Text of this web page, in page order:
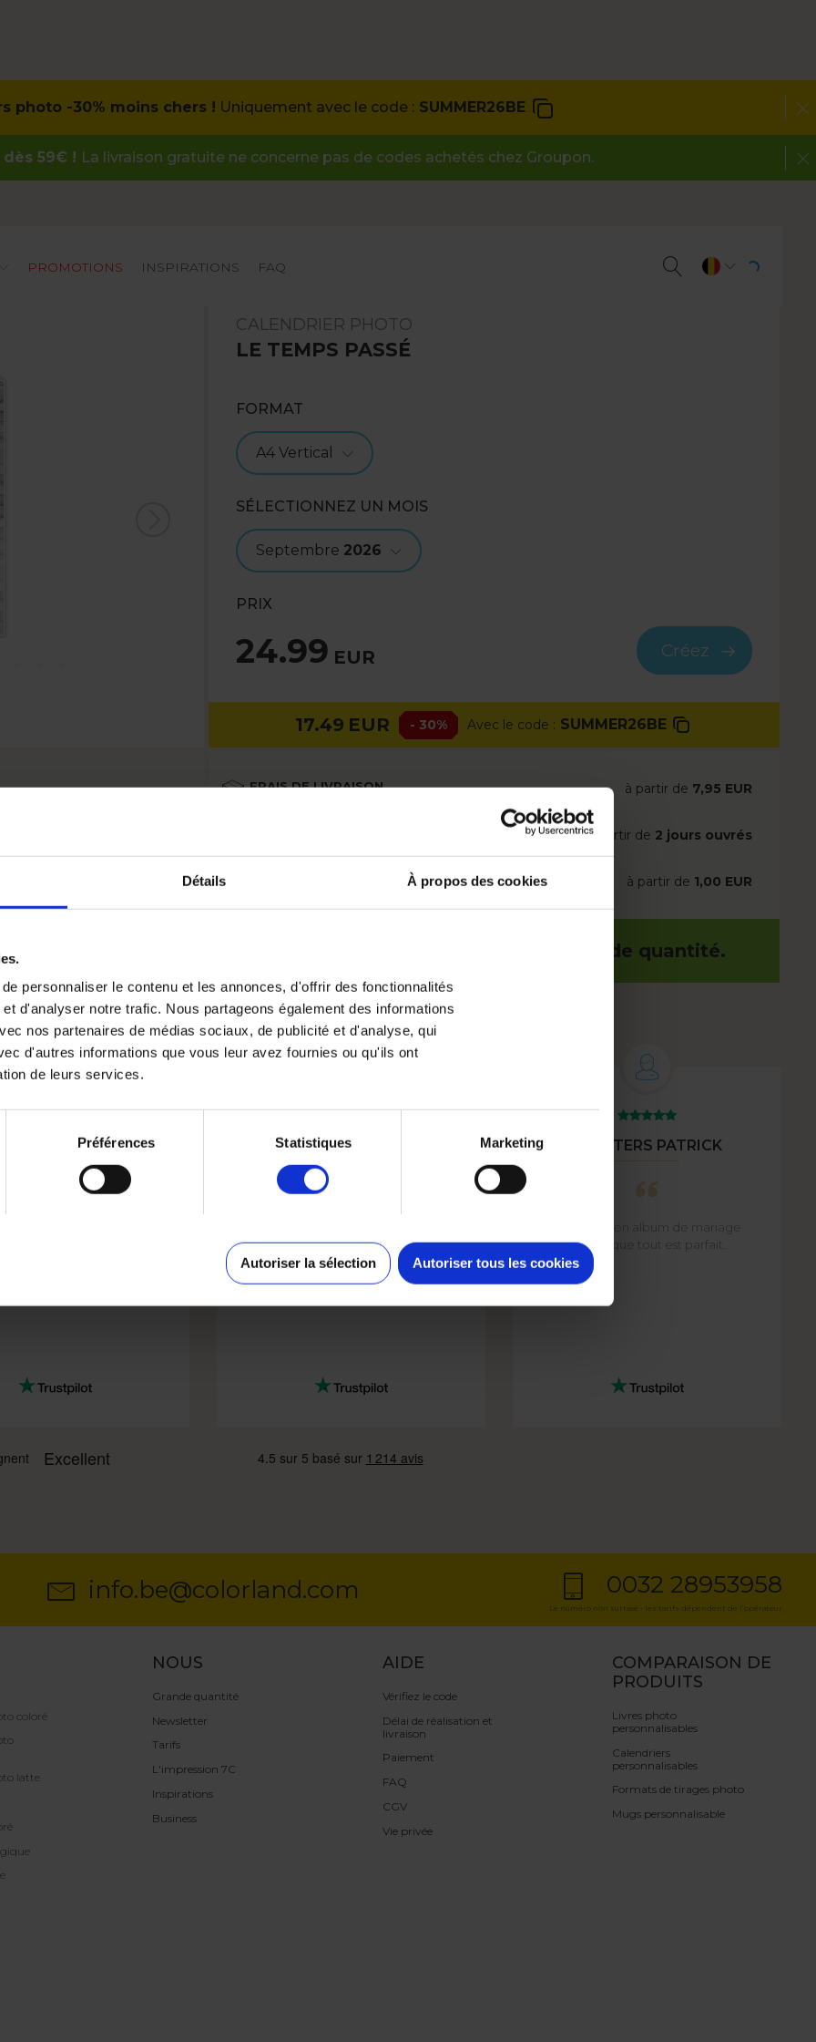
Détails À propos des cookies
personnaliser le contenu et les annonces, d'offrir des fonctionnalités
d'analyser notre trafic. Nous partageons également des informations
nos partenaires de médias sociaux, de publicité et d'analyse, qui
d'autres informations que vous leur avez fournies ou qu'ils ont
de leurs services.
Préférences Statistiques Marketing
Autoriser la sélection Autoriser tous les cookies
photo -30% moins chers ! Uniquement avec le code : SUMMER26BE
dès 59€ ! La livraison gratuite ne concerne pas de codes achetés chez Groupon.
PROMOTIONS INSPIRATIONS FAQ
CALENDRIER PHOTO
LE TEMPS PASSÉ
FORMAT
A4 Vertical
SÉLECTIONNEZ UN MOIS
Septembre 2026
PRIX
24.99 EUR Créez
17.49 EUR - 30% Avec le code : SUMMER26BE
la simplicité. Le bois
de style rustique.
toute l'année.
FRAIS DE LIVRAISON à partir de 7,95 EUR
à partir de 2 jours ouvrés
à partir de 1,00 EUR
Jusqu’à -59 % sur les achats en grande quantité.
VERONIQUE BONHEUR MEESTERS PATRICK
J'ai réalisé mon album de mariage
et je trouve que tout est parfait.
info.be@colorland.com 0032 28953958
Le numéro non surtaxé - les tarifs dépendent de l’opérateur
coloré
latte
NOUS
Grande quantité
Newsletter
Tarifs
L'impression 7C
Inspirations
Business
AIDE
Vérifiez le code
Délai de réalisation et
livraison
Paiement
FAQ
CGV
Vie privée
COMPARAISON DE
PRODUITS
Livres photo
personnalisables
Calendriers
personnalisables
Formats de tirages photo
Mugs personnalisable